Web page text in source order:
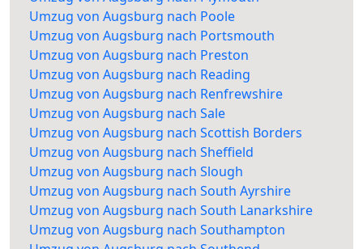
Umzug von Augsburg nach Poole
Umzug von Augsburg nach Portsmouth
Umzug von Augsburg nach Preston
Umzug von Augsburg nach Reading
Umzug von Augsburg nach Renfrewshire
Umzug von Augsburg nach Sale
Umzug von Augsburg nach Scottish Borders
Umzug von Augsburg nach Sheffield
Umzug von Augsburg nach Slough
Umzug von Augsburg nach South Ayrshire
Umzug von Augsburg nach South Lanarkshire
Umzug von Augsburg nach Southampton